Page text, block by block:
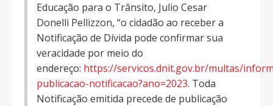
Educação para o Trânsito, Julio Cesar
Donelli Pellizzon, “o cidadão ao receber a
Notificação de Dívida pode confirmar sua
veracidade por meio do
endereço: https://servicos.dnit.gov.br/multas/
publicacao-notificacao?ano=2023. Toda
Notificação emitida precede de publicação